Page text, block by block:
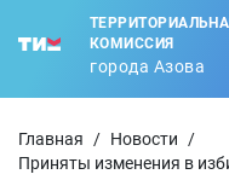
КОМИССИЯ
города Азова
Главная / Новости
/
Приняты изменения в